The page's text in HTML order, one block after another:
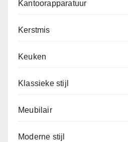
Kantoorapparatuur
Kerstmis
Keuken
Klassieke stijl
Meubilair
Moderne stijl